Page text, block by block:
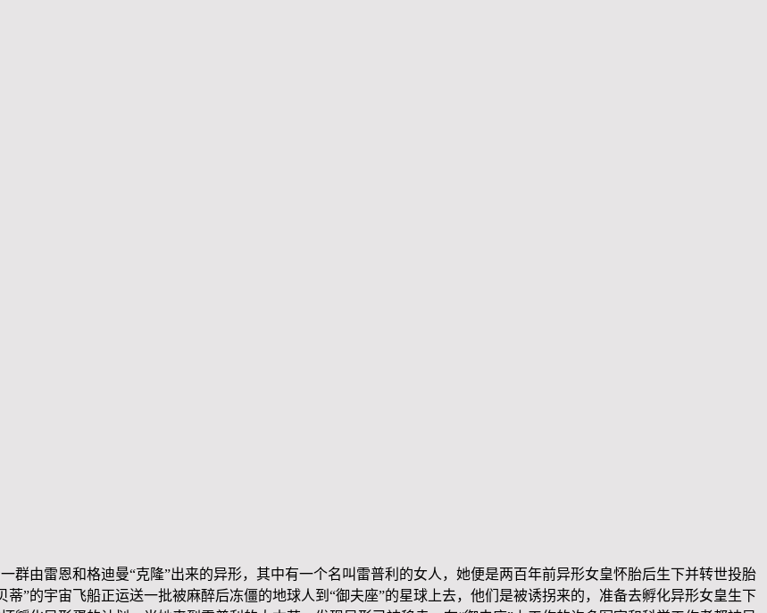
群由雷恩和格迪曼“克隆”出来的异形，其中有一个名叫雷普利的女人，她便是两百年前异形女皇怀胎后生下并转世投胎
”的宇宙飞船正运送一批被麻醉后冻僵的地球人到“御夫座”的星球上去，他们是被诱拐来的，准备去孵化异形女皇生下